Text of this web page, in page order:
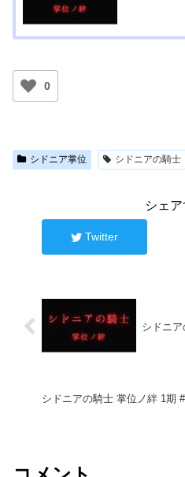
0
シドニア掌位 シドニアの騎士
シェア
Twitter
シドニ
シドニアの騎士 掌位ノ絆 1期